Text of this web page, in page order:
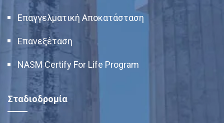
Επαγγελματική Αποκατάσταση
Επανεξέταση
NASM Certify For Life Program
Σταδιοδρομία